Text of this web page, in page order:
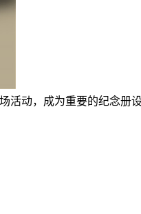
活动，成为重要的纪念册